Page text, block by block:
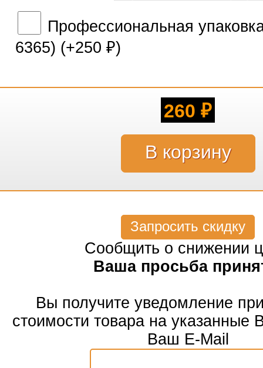
Профессиональная
6365) (+250 ₽)
260 ₽
Запросить скидку
Сообщить о снижении
Ваша просьба
Вы получите уведомление
стоимости товара на указанные
Ваш E-Mail